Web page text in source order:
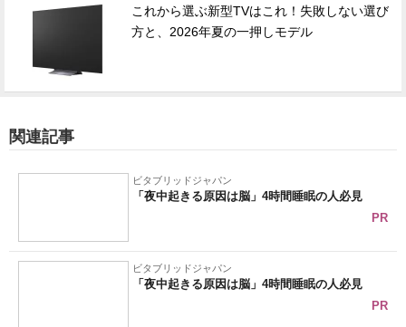
これから選ぶ新型TVはこれ！失敗しない選び
方と、2026年夏の一押しモデル
関連記事
ビタブリッドジャパン
「夜中起きる原因は脳」4時間睡眠の人必見
PR
ビタブリッドジャパン
「夜中起きる原因は脳」4時間睡眠の人必見
PR